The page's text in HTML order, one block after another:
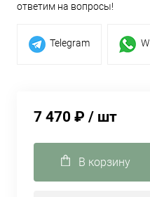
ответим на вопросы!
Telegram
7 470 ₽ / шт
В корзину